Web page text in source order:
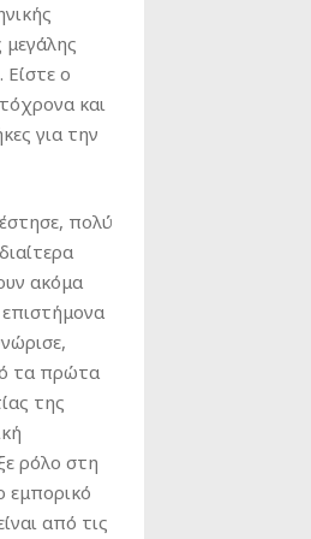
μεγάλης
ο
και
για την
πολύ
ακόμα
τα πρώτα
της
ρόλο στη
εμπορικό
από τις